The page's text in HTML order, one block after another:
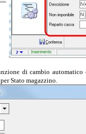
di cambio automatico
Stato magazzino.